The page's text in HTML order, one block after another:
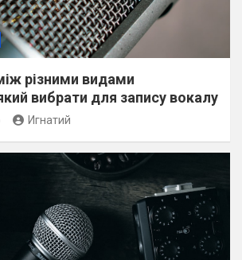
різними видами
вибрати для запису вокалу
Игнатий